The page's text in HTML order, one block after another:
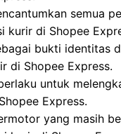
semua
kurir di Shopee
bukti identitas
di Shopee Express.
untuk
Express.
yang masih